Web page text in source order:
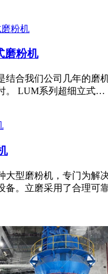
磨粉机
结合我们公司几年的磨
。 LUM系列超细立式…
大型磨粉机，专门为解
备。立磨采用了合理可